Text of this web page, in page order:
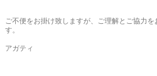
ご不便をお掛け致しますが、ご理解とご協力を
す。
アガティ